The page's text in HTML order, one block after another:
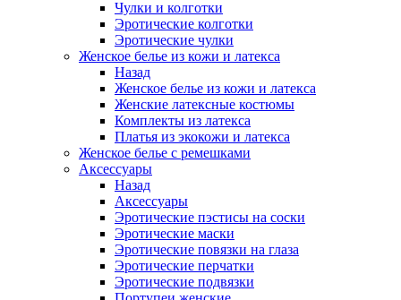
Чулки и колготки
Эротические колготки
Эротические чулки
Женское белье из кожи и латекса
Назад
Женское белье из кожи и латекса
Женские латексные костюмы
Комплекты из латекса
Платья из экокожи и латекса
Женское белье с ремешками
Аксессуары
Назад
Аксессуары
Эротические пэстисы на соски
Эротические маски
Эротические повязки на глаза
Эротические перчатки
Эротические подвязки